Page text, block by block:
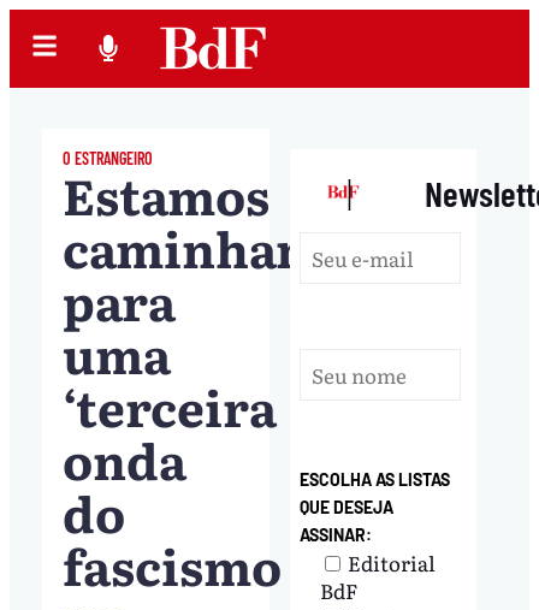
O ESTRANGEIRO
Estamos
caminhando
para
uma
‘terceira
onda
do
fascismo
|
ESCOLHA AS LISTAS
QUE DESEJA
ASSINAR:
Editorial
BdF